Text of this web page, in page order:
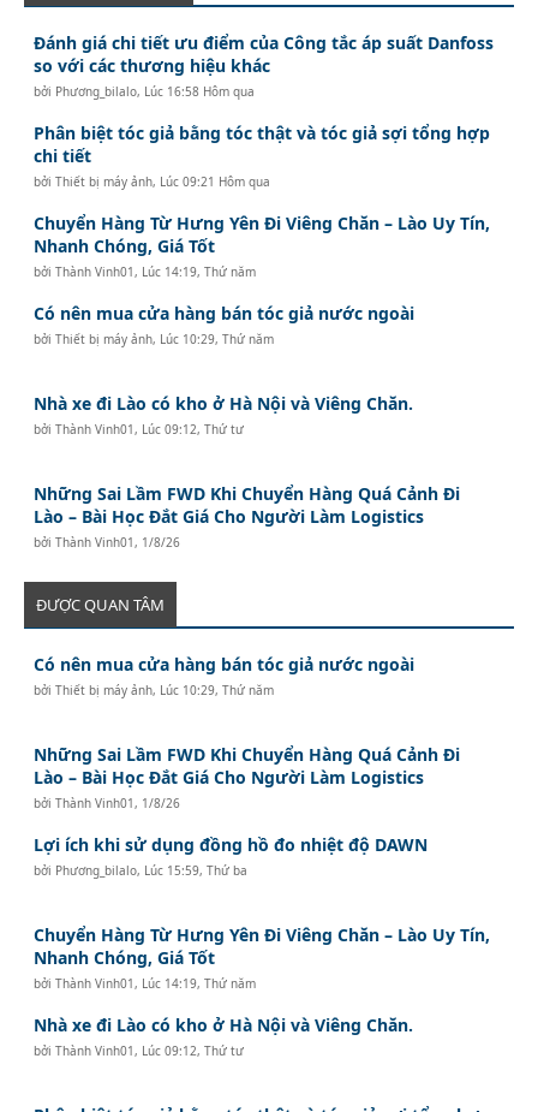
Đánh giá chi tiết ưu điểm của Công tắc áp suất Danfoss
so với các thương hiệu khác
bởi Phương_bilalo, Lúc 16:58 Hôm qua
Phân biệt tóc giả bằng tóc thật và tóc giả sợi tổng hợp
chi tiết
bởiThiết bị máy ảnh, Lúc 09:21 Hôm qua
Chuyển Hàng Từ Hưng Yên Đi Viêng Chăn – Lào Uy Tín,
Nhanh Chóng, Giá Tốt
bởiThành Vinh01, Lúc 14:19, Thứ năm
Có nên mua cửa hàng bán tóc giả nước ngoài
bởiThiết bị máy ảnh, Lúc 10:29, Thứ năm
Nhà xe đi Lào có kho ở Hà Nội và Viêng Chăn.
bởiThành Vinh01, Lúc 09:12, Thứ tư
Những Sai Lầm FWD Khi Chuyển Hàng Quá Cảnh Đi
Lào – Bài Học Đắt Giá Cho Người Làm Logistics
bởiThành Vinh01, 1/8/26
ĐƯỢC QUAN TÂM
Có nên mua cửa hàng bán tóc giả nước ngoài
bởiThiết bị máy ảnh, Lúc 10:29, Thứ năm
Những Sai Lầm FWD Khi Chuyển Hàng Quá Cảnh Đi
Lào – Bài Học Đắt Giá Cho Người Làm Logistics
bởiThành Vinh01, 1/8/26
Lợi ích khi sử dụng đồng hồ đo nhiệt độ DAWN
bởi Phương_bilalo, Lúc 15:59, Thứ ba
Chuyển Hàng Từ Hưng Yên Đi Viêng Chăn – Lào Uy Tín,
Nhanh Chóng, Giá Tốt
bởiThành Vinh01, Lúc 14:19, Thứ năm
Nhà xe đi Lào có kho ở Hà Nội và Viêng Chăn.
bởiThành Vinh01, Lúc 09:12, Thứ tư